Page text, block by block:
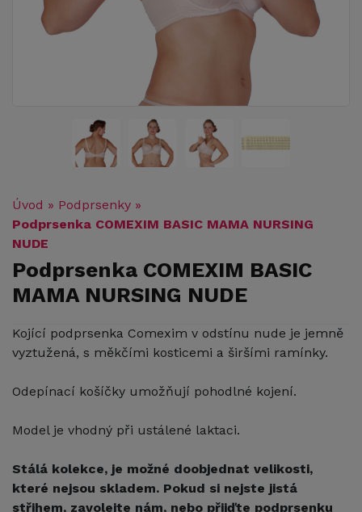
Úvod » Podprsenky »
Podprsenka COMEXIM BASIC MAMA NURSING
NUDE
Podprsenka COMEXIM BASIC
MAMA NURSING NUDE
Kojící podprsenka Comexim v odstínu nude je jemně
vyztužená, s měkčími kosticemi a širšími ramínky.
Odepínací košíčky umožňují pohodlné kojení.
Model je vhodný při ustálené laktaci.
Stálá kolekce, je možné doobjednat velikosti,
které nejsou skladem. Pokud si nejste jistá
střihem, zavolejte nám, nebo přijďte podprsenku